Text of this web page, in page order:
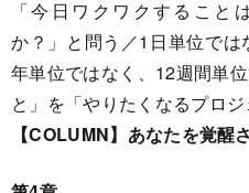
「今日ワクワクすること
か？」と問う／1日単位で
年単位ではなく、12週間単
と」を「やりたくなるプロ
【COLUMN】あなたを覚醒